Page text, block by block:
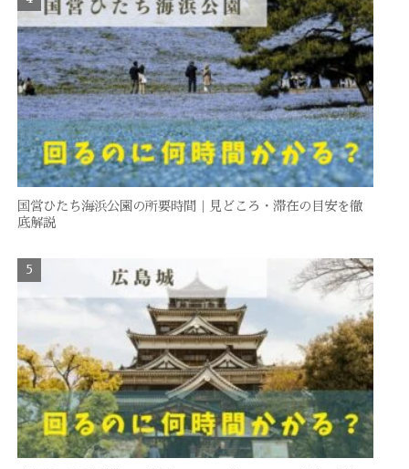
国営ひたち海浜公園の所要時間｜見どころ・滞在の目安を徹
底解説